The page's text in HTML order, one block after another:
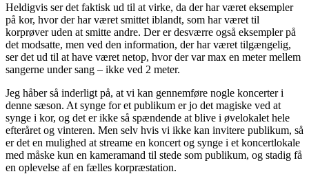
Heldigvis ser det faktisk ud til at virke, da der har været eksempler
på kor, hvor der har været smittet iblandt, som har været til
korprøver uden at smitte andre. Der er desværre også eksempler på
det modsatte, men ved den information, der har været tilgængelig,
ser det ud til at have været netop, hvor der var max en meter mellem
sangerne under sang – ikke ved 2 meter.
Jeg håber så inderligt på, at vi kan gennemføre nogle koncerter i
denne sæson. At synge for et publikum er jo det magiske ved at
synge i kor, og det er ikke så spændende at blive i øvelokalet hele
efteråret og vinteren. Men selv hvis vi ikke kan invitere publikum, så
er det en mulighed at streame en koncert og synge i et koncertlokale
med måske kun en kameramand til stede som publikum, og stadig få
en oplevelse af en fælles korpræstation.